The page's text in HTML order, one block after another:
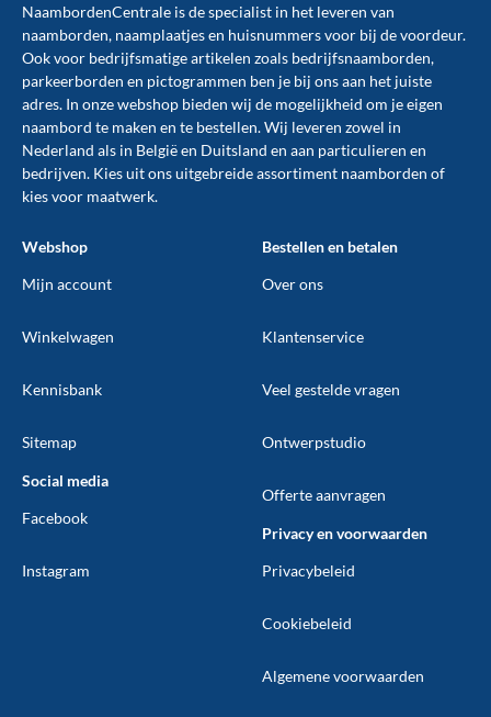
NaambordenCentrale is de specialist in het leveren van
naamborden, naamplaatjes en huisnummers voor bij devoordeur.
Ook voor bedrijfsmatige artikelen zoals bedrijfsnaamborden,
parkeerborden en pictogrammen ben je bij ons aan het juiste
adres. In onze webshop bieden wij de mogelijkheid om je eigen
naambord te maken en te bestellen. Wij leveren zowel in
Nederland als in België en Duitsland en aan particulieren en
bedrijven. Kies uit ons uitgebreide assortiment naamborden of
kies voor maatwerk.
Webshop
Mijn account
Winkelwagen
Kennisbank
Sitemap
Social media
Facebook
Instagram
Bestellen en betalen
Over ons
Klantenservice
Veel gestelde vragen
Ontwerpstudio
Offerte aanvragen
Privacy en voorwaarden
Privacybeleid
Cookiebeleid
Algemene voorwaarden